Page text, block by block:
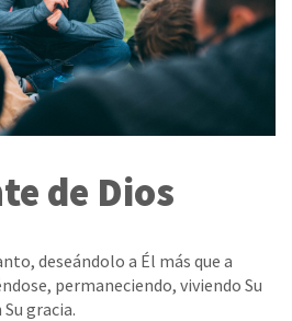
de Dios
deseándolo a Él más que a
permaneciendo, viviendo Su
gracia.